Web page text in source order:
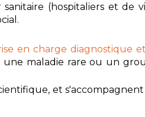
(hospitaliers et de
en charge diagnostique et
une maladie rare ou un
et